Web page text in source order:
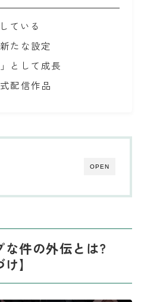
ている
たな設定
として成長
配信作品
OPEN
件の外伝とは?
】